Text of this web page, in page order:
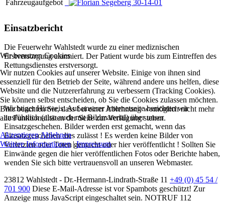
Fahrzeugaufgebot
Einsatzbericht
Die Feuerwehr Wahlstedt wurde zu einer mediznischen
Erstversorgung alarmiert. Der Patient wurde bis zum Eintreffen des
Rettungsdienstes erstversorgt.
Wichtiger Hinweis: Auf unserer Internetseite berichten wir
ausführlich (also auch mit Bildmaterial) über unser
Einsatzgeschehen. Bilder werden erst gemacht, wenn das
Einsatzgeschehen dies zulässt ! Es werden keine Bilder von
Verletzten oder Toten gemacht oder hier veröffentlicht ! Sollten Sie
Einwände gegen die hier veröffentlichen Fotos oder Berichte haben,
wenden Sie sich bitte vertrauensvoll an unseren Webmaster.
23812 Wahlstedt - Dr.-Hermann-Lindrath-Straße 11 +49 (0) 45 54 /
701 900 Diese E-Mail-Adresse ist vor Spambots geschützt! Zur
Anzeige muss JavaScript eingeschaltet sein. NOTRUF 112
Wir benutzen Cookies
Wir nutzen Cookies auf unserer Website. Einige von ihnen sind
essenziell für den Betrieb der Seite, während andere uns helfen, diese
Website und die Nutzererfahrung zu verbessern (Tracking Cookies).
Sie können selbst entscheiden, ob Sie die Cookies zulassen möchten.
Bitte beachten Sie, dass bei einer Ablehnung womöglich nicht mehr
alle Funktionalitäten der Seite zur Verfügung stehen.
AkzeptierenAblehnen
Weitere Informationen|Impressum